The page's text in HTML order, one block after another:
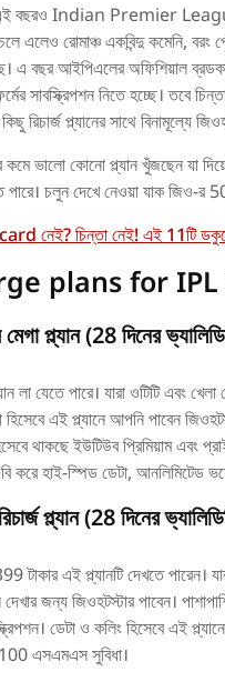
বছরও Indian Premier League
চলে এলেও রোমাঞ্চ একবিন্দু কমেনি,
এ বছর আইপিএলের অফিশিয়াল
সাবস্ক্রিপশন নিতে হচ্ছে। তবে
রিচার্জ প্ল্যানের সাথে বিনামূল্যে
ভালো কোনো প্ল্যান খুঁজছেন যা
চলুন দেখে নেওয়া যাক জিও-র
নেই? চিন্তা নেই! এই 11টি
plans for
প্ল্যান (28 দিনের
লা যেতে পারে। যারা ওটিটি এবং
হিসেবে এই প্ল্যানে আপনি পাবেন
থাকছে ইউটিউব প্রিমিয়াম এবং
করে হাই-স্পিড ডেটা,
প্ল্যান (28 দিনের
টাকার এই প্ল্যানটি দেখতে পারেন।
জন্য জিওহটস্টার পাবেন।
ডেটা ও কলিং হিসেবে এই
এসএমএস সুবিধা।